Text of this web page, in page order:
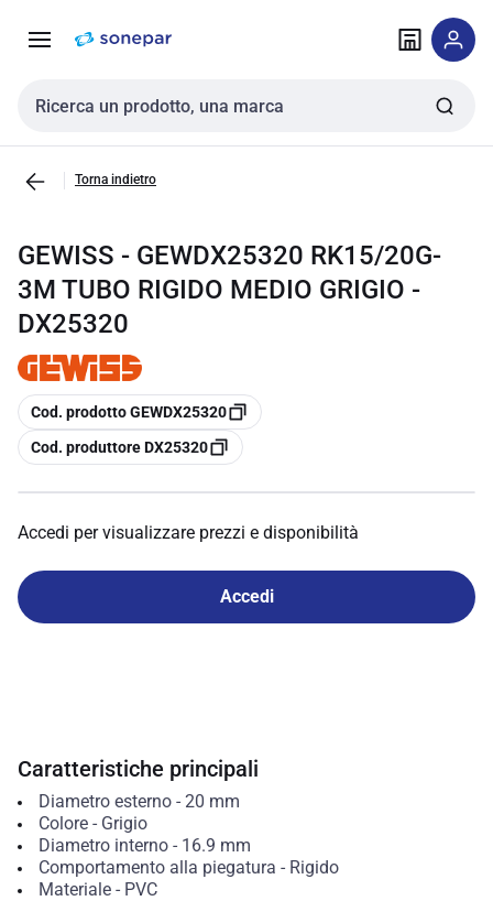
navigazione alla
Cerca input
Torna indietro
GEWISS - GEWDX25320 RK15/20G-
3M TUBO RIGIDO MEDIO GRIGIO -
DX25320
copia
Cod. prodotto GEWDX25320
copia
Cod. produttore DX25320
Accedi per visualizzare prezzi e disponibilità
Accedi
Caratteristiche principali
Diametro esterno- 20 mm
Colore- Grigio
Diametro interno- 16.9 mm
Comportamento alla piegatura - Rigido
Materiale- PVC